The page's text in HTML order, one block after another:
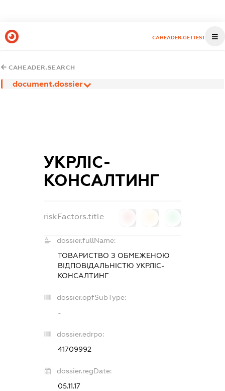
CAHEADER.GETTEST
CAHEADER.SEARCH
document.dossier
УКРЛІС-
КОНСАЛТИНГ
riskFactors.title
dossier.fullName:
ТОВАРИСТВО З ОБМЕЖЕНОЮ
ВІДПОВІДАЛЬНІСТЮ УКРЛІС-
КОНСАЛТИНГ
dossier.opfSubType:
-
dossier.edrpo:
41709992
dossier.regDate:
05.11.17